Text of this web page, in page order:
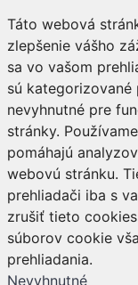
Táto webová
zlepšenie vášho
sa vo vašom
sú
nevyhnutné pre
stránky.
pomáhajú
webovú stránku.
prehliadači iba s
zrušiť tieto
súborov cookie
prehliadania.
Nevyhnutné